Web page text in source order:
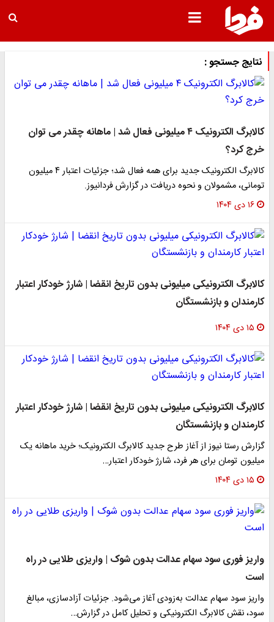
نتایج جستجو :
کالابرگ الکترونیک ۴ میلیونی فعال شد | ماهانه چقدر می توان
خرج کرد؟
کالابرگ الکترونیک جدید برای همه فعال شد؛ جزئیات اعتبار ۴ میلیون
تومانی، مشمولان و نحوه دریافت در گزارش فردانیوز.
۱۶ دی ۱۴۰۴
کالابرگ الکترونیکی میلیونی بدون تاریخ انقضا | شارژ خودکار اعتبار
کارمندان و بازنشستگان
۱۵ دی ۱۴۰۴
کالابرگ الکترونیکی میلیونی بدون تاریخ انقضا | شارژ خودکار اعتبار
کارمندان و بازنشستگان
گزارش رستا نیوز از آغاز طرح جدید کالابرگ الکترونیک؛ خرید ماهانه یک
میلیون تومان برای هر فرد، شارژ خودکار اعتبار…
۱۵ دی ۱۴۰۴
واریز فوری سود سهام عدالت بدون شوک | واریزی طلایی در راه
است
واریز سود سهام عدالت به‌زودی آغاز می‌شود. جزئیات آزادسازی، مبالغ
سود، نقش کالابرگ الکترونیکی و تحلیل کامل در گزارش…